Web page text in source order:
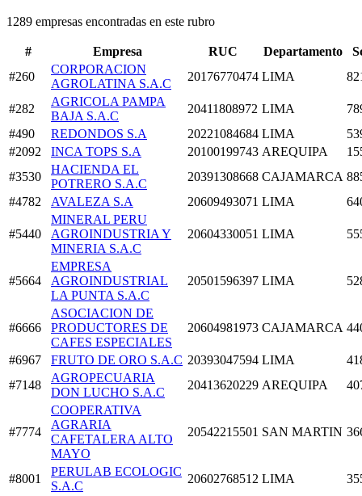
1289 empresas encontradas en este rubro
# Empresa RUC Departamento
#260
CORPORACION
AGROLATINA S.A.C
20176770474 LIMA
#282
AGRICOLA PAMPA
BAJA S.A.C
20411808972 LIMA
#490
REDONDOS S.A 20221084684 LIMA
#2092
INCA TOPS S.A 20100199743 AREQUIPA
#3530
HACIENDA EL
POTRERO S.A.C
20391308668 CAJAMARCA
#4782
AVALEZA S.A 20609493071 LIMA
#5440
MINERAL PERU
AGROINDUSTRIA Y
MINERIA S.A.C
20604330051 LIMA
#5664
EMPRESA
AGROINDUSTRIAL
LA PUNTA S.A.C
20501596397 LIMA
#6666
ASOCIACION DE
PRODUCTORES DE
CAFES ESPECIALES
20604981973 CAJAMARCA
#6967 FRUTO DE ORO S.A.C 20393047594 LIMA
#7148
AGROPECUARIA
DON LUCHO S.A.C
20413620229 AREQUIPA
#7774
COOPERATIVA
AGRARIA
CAFETALERA ALTO
MAYO
20542215501 SAN MARTIN
#8001
PERULAB ECOLOGIC
S.A.C
20602768512 LIMA